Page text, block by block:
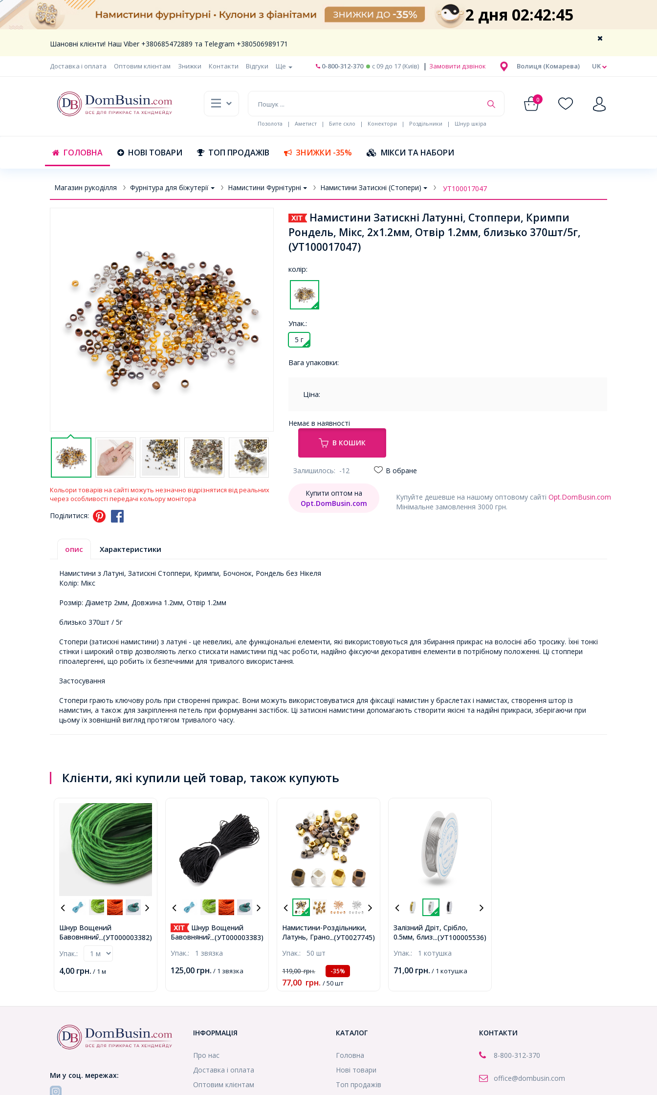
2 дня 02:42:45
Шановні клієнти! Наш Viber +380685472889 та Telegram +380506989171
Доставка і оплата Оптовим клієнтам Знижки Контакти Відгуки Ще UK
Волиця (Комарева)
0-800-312-370 c 09 до 17 (Київ) | Замовити дзвінок
0
Позолота | Аметист | Бите скло | Конектори | Роздільники | Шнур шкіра
ГОЛОВНА НОВІ ТОВАРИ ТОП ПРОДАЖІВ ЗНИЖКИ -35% МІКСИ ТА НАБОРИ
Магазин рукоділля Фурнітура для біжутерії Намистини Фурнітурні Намистини Затискні (Стопери) УТ100017047
Кольори товарів на сайті можуть незначно відрізнятися від реальних
через особливості передачі кольору монітора
Поділитися:
Намистини Затискні Латунні, Стоппери, Кримпи
Рондель, Мікс, 2х1.2мм, Отвір 1.2мм, близько 370шт/5г,
(УТ100017047)
колір:
Упак.:
5 г
Вага упаковки:
Ціна:
Немає в наявності
В КОШИК
Залишилось: -12 В обране
Купуйте дешевше на нашому оптовому сайті Opt.DomBusin.com
Мінімальне замовлення 3000 грн.
Купити оптом на
Opt.DomBusin.com
опис Характеристики
Намистини з Латуні, Затискні Стоппери, Кримпи, Бочонок, Рондель без Нікеля
Колір: Мікс
Розмір: Діаметр 2мм, Довжина 1.2мм, Отвір 1.2мм
близько 370шт / 5г
Стопери (затискні намистини) з латуні - це невеликі, але функціональні елементи, які використовуються для збирання прикрас на волосіні або тросику. Їхні тонкі
стінки і широкий отвір дозволяють легко стискати намистини під час роботи, надійно фіксуючи декоративні елементи в потрібному положенні. Ці стоппери
гіпоалергенні, що робить їх безпечними для тривалого використання.
Застосування
Стопери грають ключову роль при створенні прикрас. Вони можуть використовуватися для фіксації намистин у браслетах і намистах, створення штор із
намистин, а також для закріплення петель при формуванні застібок. Ці затискні намистини допомагають створити якісні та надійні прикраси, зберігаючи при
цьому їх зовнішній вигляд протягом тривалого часу.
Клієнти, які купили цей товар, також купують
...(УТ000003382)
Шнур Вощений
Бавовняний для плетіння,
Зелений, 1мм, близько 60-
Упак.:
4,00 грн. / 1 м
...(УТ000003383)
Шнур Вощений
Бавовняний для плетіння,
Чорний, 1мм, близько 60-
Упак.: 1 звязка
125,00 грн. / 1 звязка
...(УТ0027745)
Намистини-Роздільники,
Латунь, Грановані,
Отвір 1.5мм, (УТ0027745)
Упак.: 50 шт
119,00грн. -35%
77,00 грн. / 50 шт
...(УТ100005536)
Залізний Дріт, Срібло,
0.5мм, близько 7м/
Упак.: 1 котушка
71,00 грн. / 1 котушка
Ми у соц. мережах:
ІНФОРМАЦІЯ
Про нас
Доставка і оплата
Оптовим клієнтам
КАТАЛОГ
Головна
Нові товари
Топ продажів
КОНТАКТИ
8-800-312-370
office@dombusin.com